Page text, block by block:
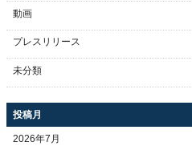
動画
プレスリリース
未分類
投稿月
2026年7月